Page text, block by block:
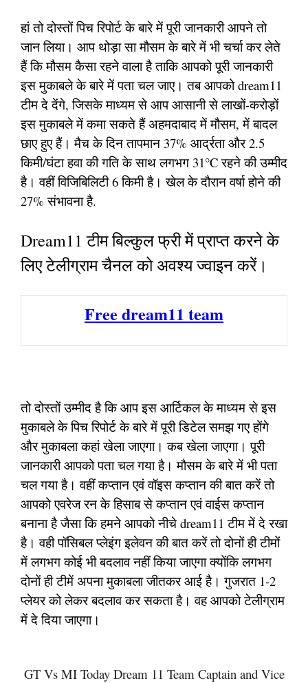
हां तो दोस्तों पिच रिपोर्ट के बारे में पूरी जानकारी आपने तो
जान लिया। आप थोड़ा सा मौसम के बारे में भी चर्चा कर लेते
हैं कि मौसम कैसा रहने वाला है ताकि आपको पूरी जानकारी
इस मुकाबले के बारे में पता चल जाए। तब आपको dream11
टीम दे देंगे, जिसके माध्यम से आप आसानी से लाखों-करोड़ों
इस मुकाबले में कमा सकते हैं अहमदाबाद में मौसम, में बादल
छाए हुए हैं। मैच के दिन तापमान 37% आर्द्रता और 2.5
किमी/घंटा हवा की गति के साथ लगभग 31°C रहने की उम्मीद
है। वहीं विजिबिलिटी 6 किमी है। खेल के दौरान वर्षा होने की
27% संभावना है.
Dream11 टीम बिल्कुल फ्री में प्राप्त करने के
लिए टेलीग्राम चैनल को अवश्य ज्वाइन करें।
Free dream11 team
तो दोस्तों उम्मीद है कि आप इस आर्टिकल के माध्यम से इस
मुकाबले के पिच रिपोर्ट के बारे में पूरी डिटेल समझ गए होंगे
और मुकाबला कहां खेला जाएगा। कब खेला जाएगा। पूरी
जानकारी आपको पता चल गया है। मौसम के बारे में भी पता
चल गया है। वहीं कप्तान एवं वॉइस कप्तान की बात करें तो
आपको एवरेज रन के हिसाब से कप्तान एवं वाईस कप्तान
बनाना है जैसा कि हमने आपको नीचे dream11 टीम में दे रखा
है। वही पॉसिबल प्लेइंग इलेवन की बात करें तो दोनों ही टीमों
में लगभग कोई भी बदलाव नहीं किया जाएगा क्योंकि लगभग
दोनों ही टीमें अपना मुकाबला जीतकर आई है। गुजरात 1-2
प्लेयर को लेकर बदलाव कर सकता है। वह आपको टेलीग्राम
में दे दिया जाएगा।
GT Vs MI Today Dream 11 Team Captain and Vice